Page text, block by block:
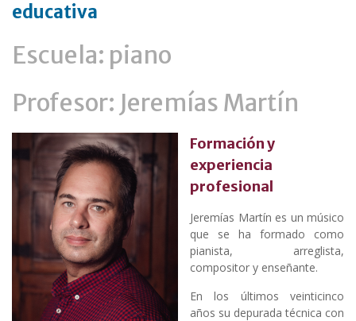
educativa
Escuela: piano
Profesor: Jeremías Martín
Formación y
experiencia
profesional
Jeremías Martín es un músico
que se ha formado como
pianista, arreglista,
compositor y enseñante.
En los últimos veinticinco
años su depurada técnica con